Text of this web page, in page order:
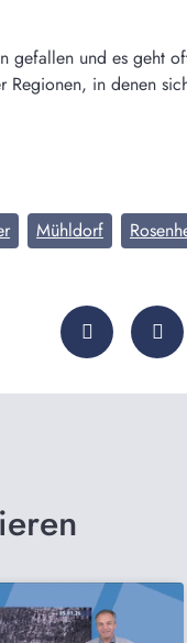
gefallen und es geht
Regionen, in denen
Mühldorf